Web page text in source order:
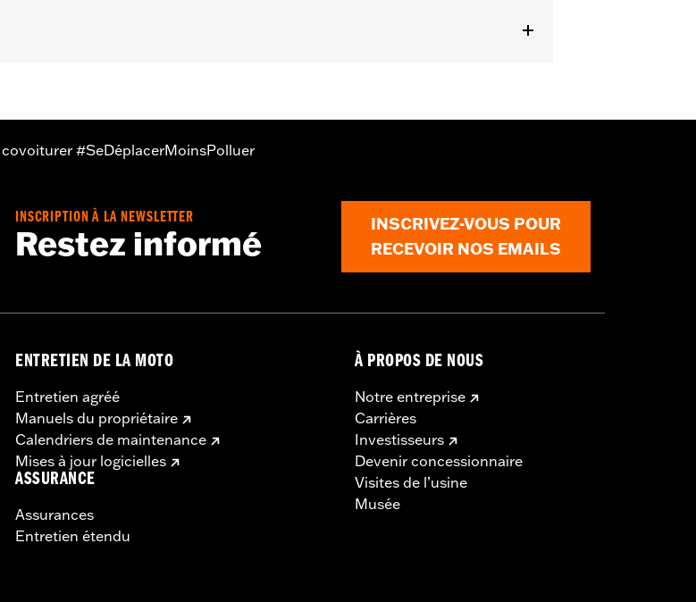
covoiturer #SeDéplacerMoinsPolluer
INSCRIPTION À LA NEWSLETTER
Restez informé
INSCRIVEZ-VOUS POUR
RECEVOIR NOS EMAILS
ENTRETIEN DE LA MOTO
Entretien agréé
Manuels du propriétaire
Calendriers de maintenance
Mises à jour logicielles
ASSURANCE
Assurances
Entretien étendu
À PROPOS DE NOUS
Notre entreprise
Carrières
Investisseurs
Devenir concessionnaire
Visites de l’usine
Musée